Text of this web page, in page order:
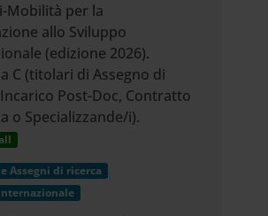
Mobilità per la
allo Sviluppo
(edizione 2026).
C (titolari di Assegno di
Post-Doc, Contratto
o Specializzande/i).
Assegni di ricerca